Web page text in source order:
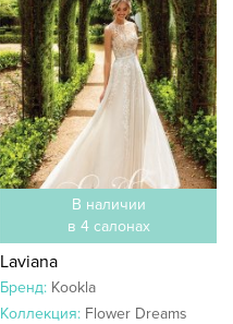
В наличии
в 4 салонах
Laviana
Бренд: Kookla
Коллекция: Flower Dreams